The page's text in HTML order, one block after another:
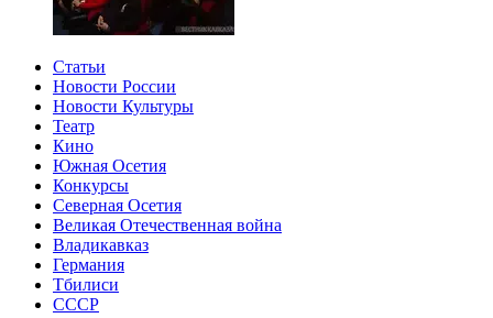
Статьи
Новости России
Новости Культуры
Театр
Кино
Южная Осетия
Конкурсы
Северная Осетия
Великая Отечественная война
Владикавказ
Германия
Тбилиси
СССР